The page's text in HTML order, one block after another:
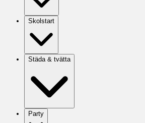
Skolstart
Städa & tvätta
Party